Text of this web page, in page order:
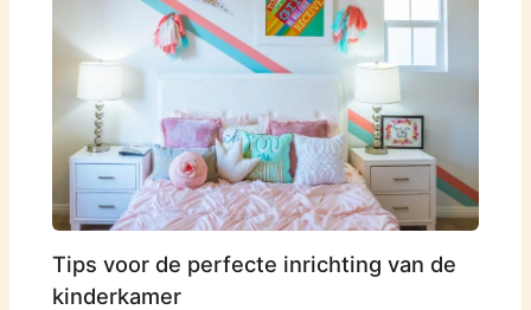
Tips voor de perfecte inrichting van de
kinderkamer